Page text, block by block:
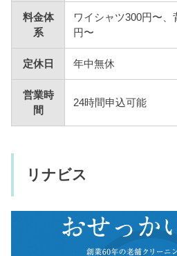
料金体
系
ワイシャツ300円〜
円〜
定休日 年中無休
営業時
間
24時間申込可能
リナビス